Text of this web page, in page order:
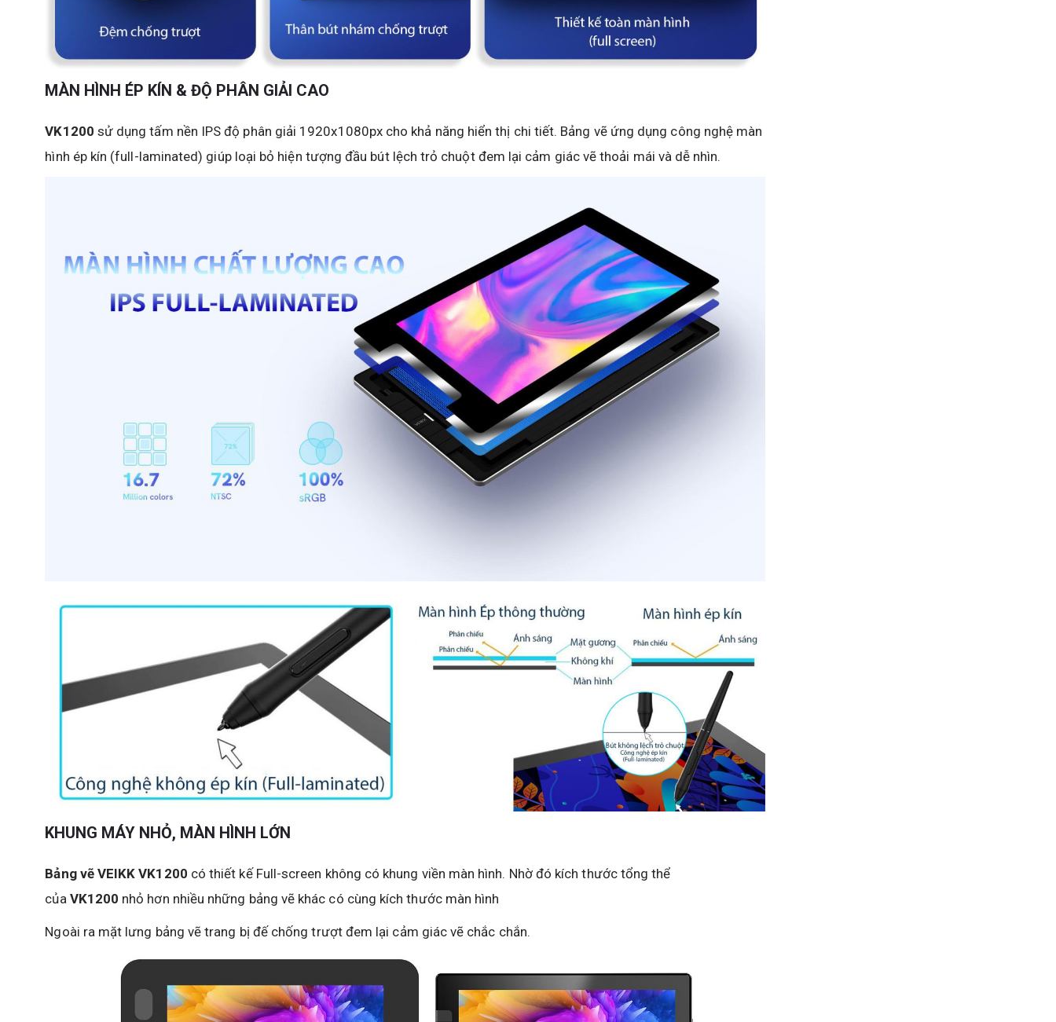
MÀN HÌNH ÉP KÍN & ĐỘ PHÂN GIẢI CAO
VK1200 sử dụng tấm nền IPS độ phân giải 1920x1080px cho khả năng hiển thị chi tiết. Bảng vẽ ứng dụng công nghệ màn
hình ép kín (full-laminated) giúp loại bỏ hiện tượng đầu bút lệch trỏ chuột đem lại cảm giác vẽ thoải mái và dễ nhìn.
KHUNG MÁY NHỎ, MÀN HÌNH LỚN
Bảng vẽ VEIKK VK1200 có thiết kế Full-screen không có khung viền màn hình. Nhờ đó kích thước tổng thể
của VK1200 nhỏ hơn nhiều những bảng vẽ khác có cùng kích thước màn hình
Ngoài ra mặt lưng bảng vẽ trang bị đế chống trượt đem lại cảm giác vẽ chắc chắn.